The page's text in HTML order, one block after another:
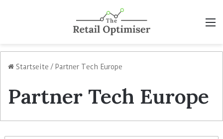
Startseite / Partner Tech Europe
Partner Tech Europe